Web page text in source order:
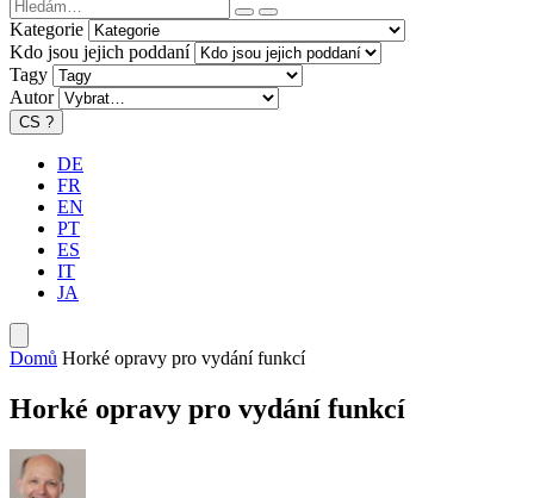
Kategorie
Kdo jsou jejich poddaní
Tagy
Autor
CS ?
DE
FR
EN
PT
ES
IT
JA
Domů Horké opravy pro vydání funkcí
Horké opravy pro vydání funkcí